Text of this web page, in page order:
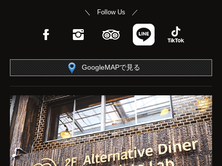
＼ Follow Us ／
FacebookInstagramTripAdvisor
LINE
GoogleMAPで見る